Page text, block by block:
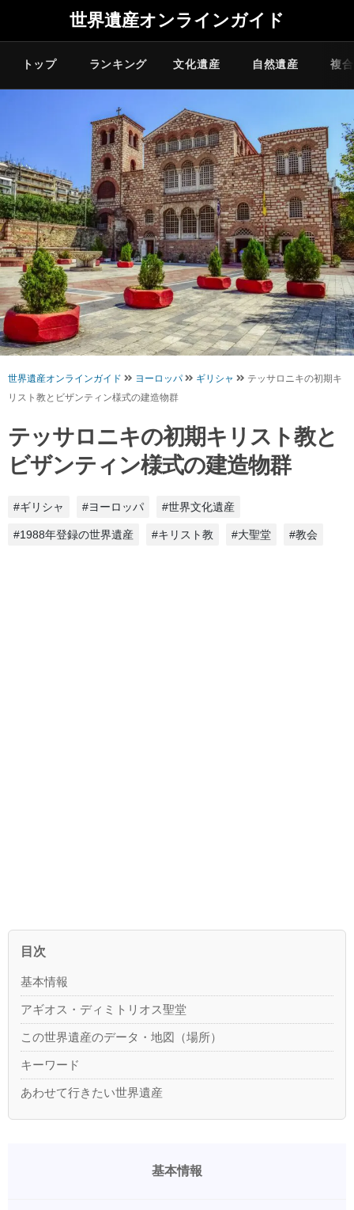
世界遺産オンラインガイド
トップ ランキング 文化遺産 自然遺産 複
世界遺産オンラインガイド ヨーロッパ ギリシャ
テッサロニキの初期キ
リスト教とビザンティン様式の建造物群
テッサロニキの初期キリスト教と
ビザンティン様式の建造物群
#ギリシャ #ヨーロッパ #世界文化遺産
#1988年登録の世界遺産 #キリスト教 #大聖堂 #教会
目次
基本情報
アギオス・ディミトリオス聖堂
この世界遺産のデータ・地図（場所）
キーワード
あわせて行きたい世界遺産
基本情報